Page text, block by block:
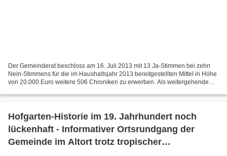
Der Gemeinderat beschloss am 16. Juli 2013 mit 13 Ja-Stimmen bei zehn
Nein-Stimmens für die im Haushaltsjahr 2013 bereitgestellten Mittel in Höhe
von 20.000 Euro weitere 506 Chroniken zu erwerben. Als weitergehende
Hofgarten-Historie im 19. Jahrhundert noch
lückenhaft - Informativer Ortsrundgang der
Gemeinde im Altort trotz tropischer